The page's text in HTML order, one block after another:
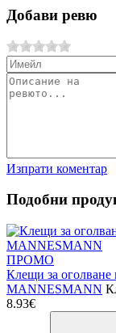
Добави ревю
Изпрати коментар
Подобни
ПРОМО
Клещи за оголване
MANNESMANN
8.93€